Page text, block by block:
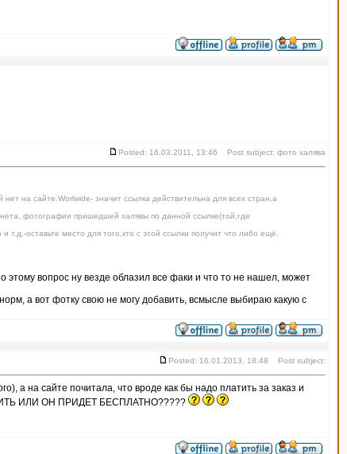
Posted: 16.03.2011, 13:46 Post subject: фото халява
на сайте.Worlwide- значит ссылка действительна для всех стран,а
фотографии пришедшей халявы по данной ссылке(той,где
оставьте место для того,кто с этой ссылки получит что либо ещё.
вопрос ну везде облазил все факи и что то не нашел, может
а вот фотку свою не могу добавить, всмысле выбираю какую с
Posted: 16.01.2013, 18:48 Post subject:
а на сайте почитала, что вроде как бы надо платить за заказ и
ИЛИ ОН ПРИДЕТ БЕСПЛАТНО?????